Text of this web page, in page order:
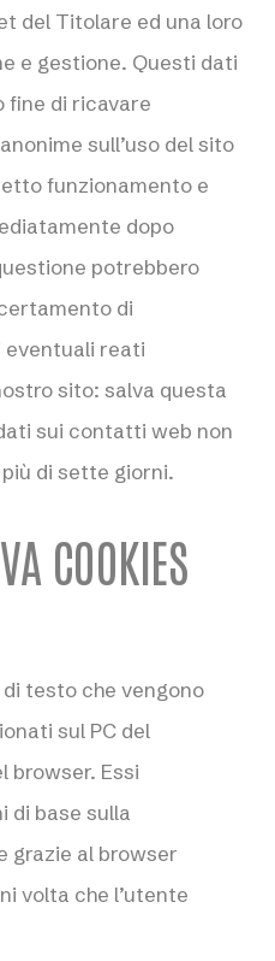
del Titolare ed una loro
e gestione. Questi dati
fine di ricavare
sull’uso del sito
funzionamento e
dopo
potrebbero
di
eventuali reati
sito: salva questa
sui contatti web non
di sette giorni.
COOKIES
testo che vengono
sul PC del
browser. Essi
di base sulla
grazie al browser
volta che l’utente